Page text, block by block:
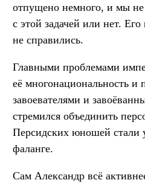
отпущено немного, и мы
с этой задачей или нет.
не справились.
Главными проблемами
её многонациональность и
завоевателями и
стремился объединить
Персидских юношей стали
фаланге.
Сам Александр всё